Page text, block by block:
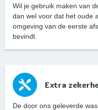
Wil je gebruik maken van
dan wel voor dat het oude
omgeving van de eerste
bevindt.
Extra
De door ons geleverde